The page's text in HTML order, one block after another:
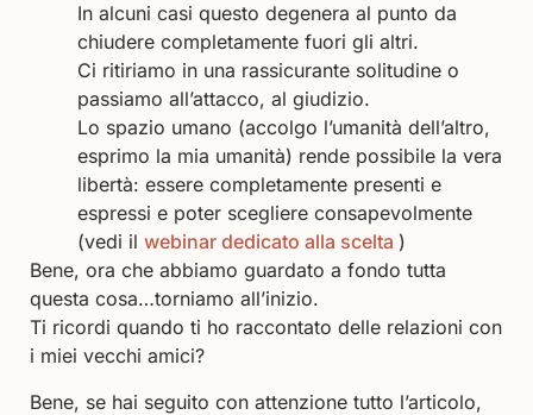
In alcuni casi questo degenera al punto da
chiudere completamente fuori gli altri.
Ci ritiriamo in una rassicurante solitudine o
passiamo all’attacco, al giudizio.
Lo spazio umano (accolgo l’umanità dell’altro,
esprimo la mia umanità) rende possibile la vera
libertà: essere completamente presenti e
espressi e poter scegliere consapevolmente
(vedi il webinar dedicato alla scelta )
Bene, ora che abbiamo guardato a fondo tutta
questa cosa…torniamo all’inizio.
Ti ricordi quando ti ho raccontato delle relazioni con
i miei vecchi amici?
Bene, se hai seguito con attenzione tutto l’articolo,